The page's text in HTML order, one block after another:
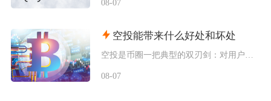
08-07
空投能带来什么好处和坏处
08-07